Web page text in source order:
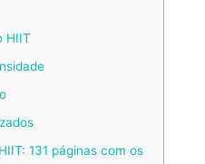
HIIT
131 páginas com os